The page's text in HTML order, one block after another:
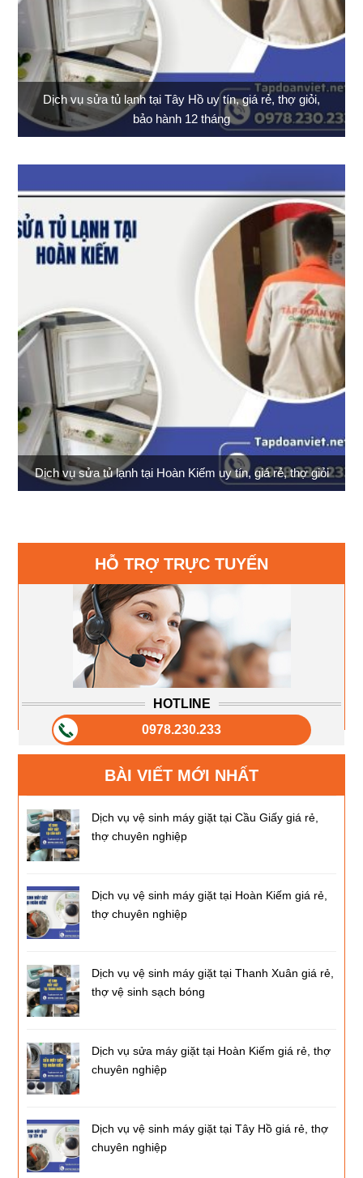
Dịch vụ sửa tủ lạnh tại Tây Hồ uy tín, giá rẻ, thợ giỏi,
bảo hành 12 tháng
Dịch vụ sửa tủ lạnh tại Hoàn Kiếm uy tín, giá rẻ, thợ giỏi
HỖ TRỢ TRỰC TUYẾN
HOTLINE
0978.230.233
BÀI VIẾT MỚI NHẤT
Dịch vụ vệ sinh máy giặt tại Cầu Giấy giá rẻ,
thợ chuyên nghiệp
Dịch vụ vệ sinh máy giặt tại Hoàn Kiếm giá rẻ,
thợ chuyên nghiệp
Dịch vụ vệ sinh máy giặt tại Thanh Xuân giá rẻ,
thợ vệ sinh sạch bóng
Dịch vụ sửa máy giặt tại Hoàn Kiếm giá rẻ, thợ
chuyên nghiệp
Dịch vụ vệ sinh máy giặt tại Tây Hồ giá rẻ, thợ
chuyên nghiệp